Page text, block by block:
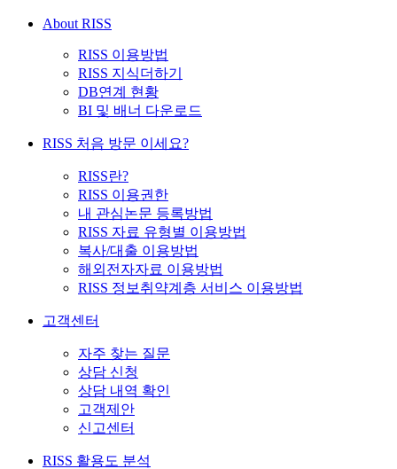
About RISS
RISS 이용방법
RISS 지식더하기
DB연계 현황
BI 및 배너 다운로드
RISS 처음 방문 이세요?
RISS란?
RISS 이용권한
내 관심논문 등록방법
RISS 자료 유형별 이용방법
복사/대출 이용방법
해외전자자료 이용방법
RISS 정보취약계층 서비스 이용방법
고객센터
자주 찾는 질문
상담 신청
상담 내역 확인
고객제안
신고센터
RISS 활용도 분석